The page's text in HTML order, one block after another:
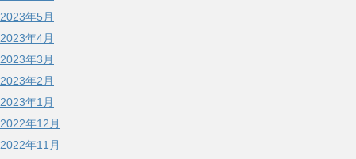
2023年5月
2023年4月
2023年3月
2023年2月
2023年1月
2022年12月
2022年11月